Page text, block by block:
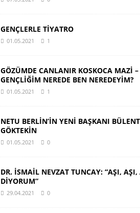
GENÇLERLE TİYATRO
01.05.2021 1
GÖZÜMDE CANLANIR KOSKOCA MAZİ –
GENÇLİĞİM NEREDE BEN NEREDEYİM?
01.05.2021 1
NETU BERLİN’İN YENİ BAŞKANI BÜLENT
GÖKTEKİN
01.05.2021 0
DR. İSMAİL NEVZAT TUNCAY: “AŞI, AŞI,
DİYORUM”
29.04.2021 0